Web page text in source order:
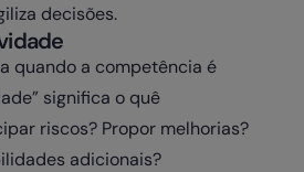
decisões.
quando a competência é
significa o quê
riscos? Propor melhorias?
adicionais?